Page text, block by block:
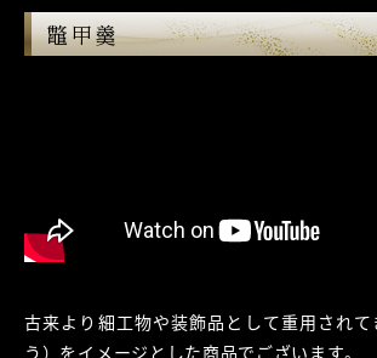
鼈甲羹
古来より細工物や装飾品として重用されて
う）をイメージとした商品でございます。